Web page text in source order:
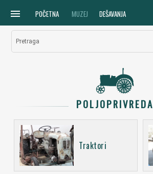
menu POČETNA MUZEJ DEŠAVANJA
Pretraga
POLJOPRIVREDA
Traktori